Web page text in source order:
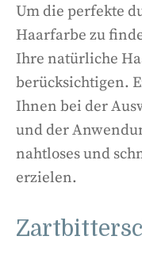
Um die perfekte
Haarfarbe zu
Ihre natürliche
berücksichtigen.
Ihnen bei der
und der
nahtloses und
erzielen.